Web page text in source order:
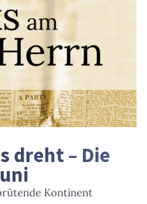
dreht – Die
Kontinent